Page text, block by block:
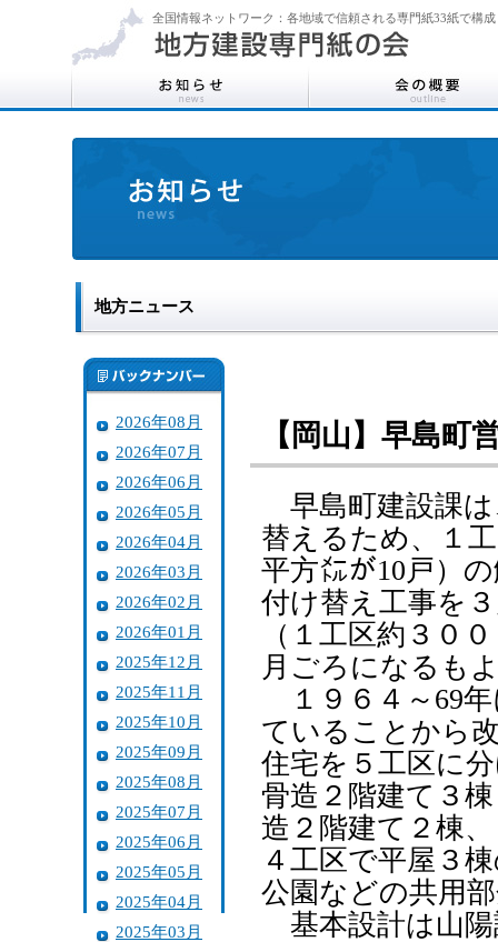
全国情報ネットワーク：各地域で信頼される専門紙33紙で構成
地方ニュース
2026年08月
2026年07月
2026年06月
2026年05月
2026年04月
2026年03月
2026年02月
2026年01月
2025年12月
2025年11月
2025年10月
2025年09月
2025年08月
2025年07月
2025年06月
2025年05月
2025年04月
2025年03月
【岡山】早島町
早島町建設課は
替えるため、１
平方㍍が10戸）
付け替え工事を
（１工区約３０
月ごろになるも
１９６４～69
ていることから
住宅を５工区に
骨造２階建て３
造２階建て２棟
４工区で平屋３
公園などの共用
基本設計は山陽